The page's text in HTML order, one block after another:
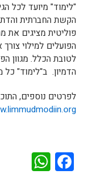
"לימוד" מיועד לכל
הקשת החברתית
פוליטית מציגים
הפועלים למילוי
לטובת הכלל. מגוון
הדמיון. ב"לימוד"
לפרטים נוספים,